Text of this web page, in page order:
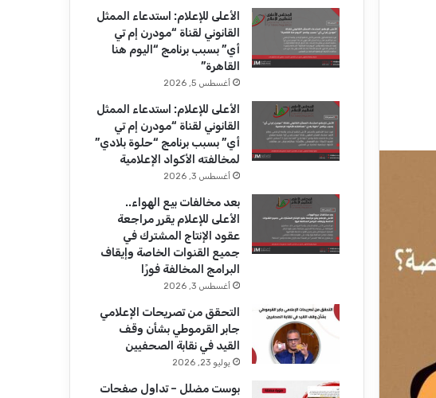
و
ك
T
u
e
ق
ر
ا
م
الأعلى للإعلام: استدعاء الممثل
القانوني لقناة “مودرن إم تي
أي” بسبب برنامج “اليوم هنا
القاهرة”
أغسطس 5, 2026
الأعلى للإعلام: استدعاء الممثل
القانوني لقناة “مودرن إم تي
أي” بسبب برنامج “حلوة بلادي”
لمخالفته الأكواد الإعلامية
أغسطس 3, 2026
بعد مخالفات بيع الهواء..
الأعلى للإعلام يقرر مراجعة
عقود الإنتاج المشترك في
جميع القنوات الخاصة وإيقاف
البرامج المخالفة فورًا
أغسطس 3, 2026
التحقق من تصريحات الإعلامي
جابر القرموطي بشأن وقف
القيد في نقابة الصحفيين
يوليو 23, 2026
بوست مضلل – تداول صفحات